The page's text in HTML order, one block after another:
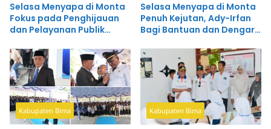
Selasa Menyapa di Monta
Fokus pada Penghijauan
dan Pelayanan Publik
Selasa Menyapa di Monta
Penuh Kejutan, Ady-Irfan
Bagi Bantuan dan Dengar
Kabupaten Bima Kabupaten Bima